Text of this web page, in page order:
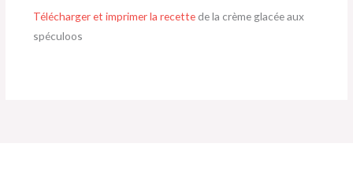
Télécharger et imprimer la recette de la crème glacée aux
spéculoos